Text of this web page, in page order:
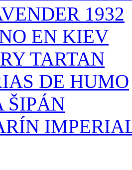
1932
EN KIEV
TARTAN
DE HUMO
ŠIPÁN